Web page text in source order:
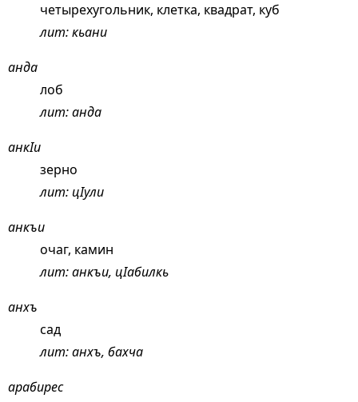
четырехугольник, клетка, квадрат, куб
лит: кьани
анда
лоб
лит: анда
анкIи
зерно
лит: цIули
анкъи
очаг, камин
лит: анкъи, цIабилкь
анхъ
сад
лит: анхъ, бахча
арабирес